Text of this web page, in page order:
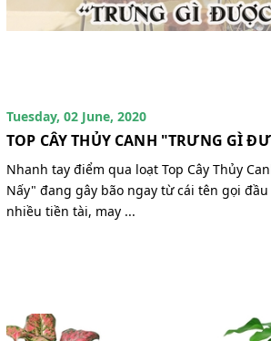
Tuesday, 02 June, 2020
TOP CÂY THỦY CANH "TRƯNG GÌ
Nhanh tay điểm qua loạt Top Cây Thủy
Nấy" đang gây bão ngay từ cái tên gọi
nhiều tiền tài, may ...